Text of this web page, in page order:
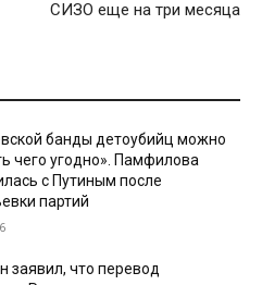
СИЗО еще на три месяца
банды детоубийц можно
чего угодно». Памфилова
с Путиным после
партий
заявил, что перевод